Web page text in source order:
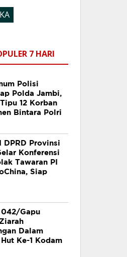
7 HARI
Polisi
Polda Jambi,
12 Korban
Bintara Polri
DPRD Provinsi
Konferensi
Tawaran PI
Siap
042/Gapu
Dalam
Ke-1 Kodam